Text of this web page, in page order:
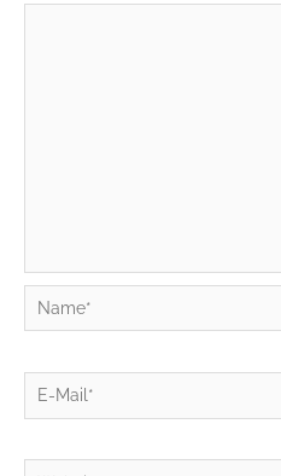
Name*
E-
Mail*